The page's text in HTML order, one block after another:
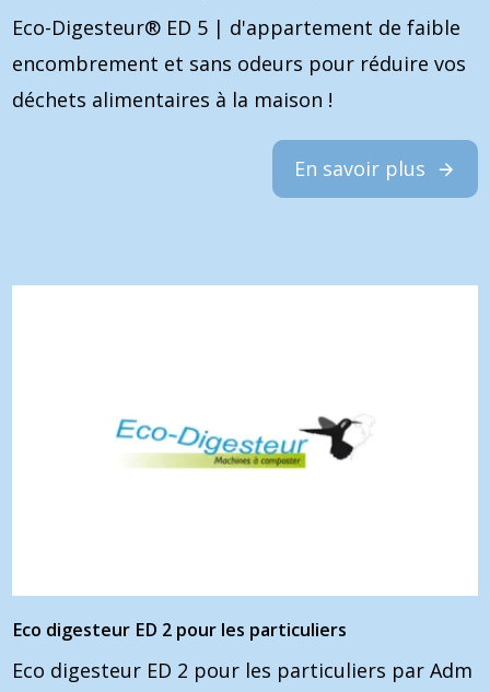
Eco-Digesteur® ED 5 | d'appartement de faible
encombrement et sans odeurs pour réduire vos
déchets alimentaires à la maison !
En savoir plus
Eco digesteur ED 2 pour les particuliers
Eco digesteur ED 2 pour les particuliers par Adm